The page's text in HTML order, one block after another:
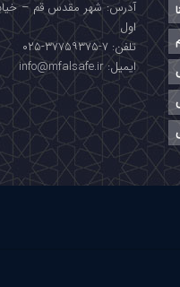
اول
تلفن: ۷-۳۷۷۵۹۳۷۵-۰۲۵
ایمیل: info@mfalsafe.ir